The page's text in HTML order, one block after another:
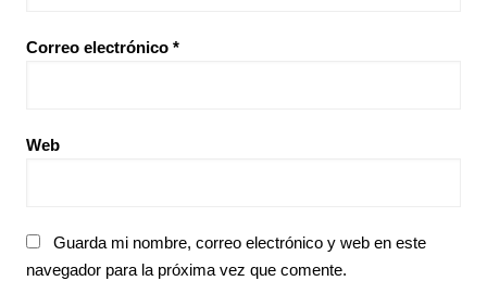
Correo electrónico *
Web
Guarda mi nombre, correo electrónico y web en este
navegador para la próxima vez que comente.